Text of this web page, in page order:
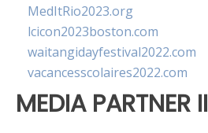
MedItRio2023.org
lcicon2023boston.com
waitangidayfestival2022.com
vacancesscolaires2022.com
MEDIA PARTNER II